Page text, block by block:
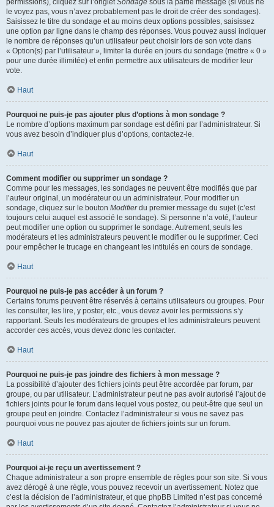
permissions), cliquez sur l’ongletSondage sous la partie message (si vous ne
le voyez pas, vous n’avez probablement pas le droit de créer des sondages).
Saisissez le titre du sondage et au moins deux options possibles, saisissez
une option par ligne dans le champ des réponses. Vous pouvez aussi indiquer
le nombre de réponses qu’un utilisateur peut choisir lors de son vote dans
« Option(s) par l’utilisateur », limiter la durée en jours du sondage (mettre « 0 »
pour une durée illimitée) et enfin permettre aux utilisateurs de modifier leur
vote.
Haut
Pourquoi ne puis-je pas ajouter plus d’options à mon sondage ?
Le nombre d’options maximum par sondage est défini par l’administrateur. Si
vous avez besoin d’indiquer plus d’options, contactez-le.
Haut
Comment modifier ou supprimer un sondage ?
Comme pour les messages, les sondages ne peuvent être modifiés que par
l’auteur original, un modérateur ou un administrateur. Pour modifier un
sondage, cliquez sur le bouton Modifierdu premier message du sujet (c’est
toujours celui auquel est associé le sondage). Si personne n’a voté, l’auteur
peut modifier une option ou supprimer le sondage. Autrement, seuls les
modérateurs et les administrateurs peuvent le modifier ou le supprimer. Ceci
pour empêcher le trucage en changeant les intitulés en cours de sondage.
Haut
Pourquoi ne puis-je pas accéder à un forum ?
Certains forums peuvent être réservés à certains utilisateurs ou groupes. Pour
les consulter, les lire, y poster, etc., vous devez avoir les permissions s’y
rapportant. Seuls les modérateurs de groupes et les administrateurs peuvent
accorder ces accès, vous devez donc les contacter.
Haut
Pourquoi ne puis-je pas joindre des fichiers à mon message ?
La possibilité d’ajouter des fichiers joints peut être accordée par forum, par
groupe, ou par utilisateur. L’administrateur peut ne pas avoir autorisé l’ajout de
fichiers joints pour le forum dans lequel vous postez, ou peut-être que seul un
groupe peut en joindre. Contactez l’administrateur si vous ne savez pas
pourquoi vous ne pouvez pas ajouter de fichiers joints sur un forum.
Haut
Pourquoi ai-je reçu un avertissement ?
Chaque administrateur a son propre ensemble de règles pour son site. Si vous
avez dérogé à une règle, vous pouvez recevoir un avertissement. Notez que
c’est la décision de l’administrateur, et que phpBB Limited n’est pas concerné